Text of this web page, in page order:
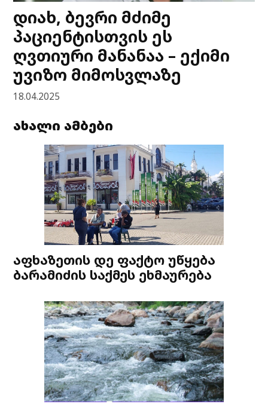
დიახ, ბევრი მძიმე
პაციენტისთვის ეს
ღვთიური მანანაა – ექიმი
უვიზო მიმოსვლაზე
18.04.2025
ახალი ამბები
აფხაზეთის დე ფაქტო უწყება
ბარამიძის საქმეს ეხმაურება